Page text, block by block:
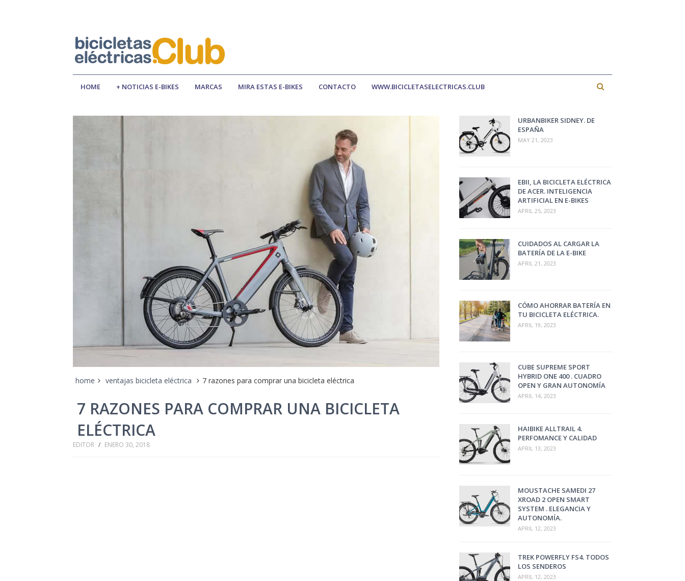
HOME + NOTICIAS E-BIKES MARCAS MIRA ESTAS E-BIKES CONTACTO WWW.BICICLETASELECTRICAS.CLUB
home ventajas bicicleta eléctrica 7 razones para comprar una bicicleta eléctrica
7 RAZONES PARA COMPRAR UNA BICICLETA
ELÉCTRICA
EDITOR / ENERO 30, 2018
URBANBIKER SIDNEY. DE
ESPAÑA
MAY 21, 2023
EBII, LA BICICLETA ELÉCTRICA
DE ACER. INTELIGENCIA
ARTIFICIAL EN E-BIKES
APRIL 25, 2023
CUIDADOS AL CARGAR LA
BATERÍA DE LA E-BIKE
APRIL 21, 2023
CÓMO AHORRAR BATERÍA EN
TU BICICLETA ELÉCTRICA.
APRIL 19, 2023
CUBE SUPREME SPORT
HYBRID ONE 400 . CUADRO
OPEN Y GRAN AUTONOMÍA
APRIL 14, 2023
HAIBIKE ALLTRAIL 4.
PERFOMANCE Y CALIDAD
APRIL 13, 2023
MOUSTACHE SAMEDI 27
XROAD 2 OPEN SMART
SYSTEM . ELEGANCIA Y
AUTONOMÍA.
APRIL 12, 2023
TREK POWERFLY FS4. TODOS
LOS SENDEROS
APRIL 12, 2023